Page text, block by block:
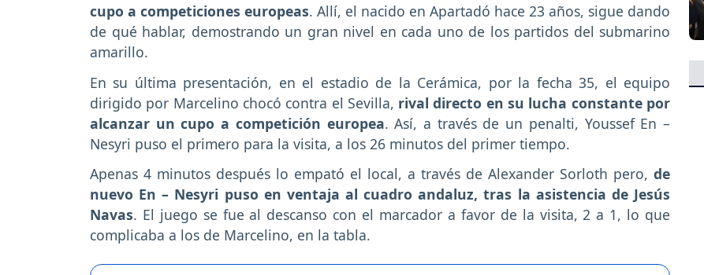
cupo a competiciones europeas. Allí, el nacido en Apartadó hace 23 años, sigue dando
de qué hablar, demostrando un gran nivel en cada uno de los partidos del submarino
amarillo.
En su última presentación, en el estadio de la Cerámica, por la fecha 35, el equipo
dirigido por Marcelino chocó contra el Sevilla, rival directo en su lucha constante por
alcanzar un cupo a competición europea. Así, a través de un penalti, Youssef En –
Nesyri puso el primero para la visita, a los 26 minutos del primer tiempo.
Apenas 4 minutos después lo empató el local, a través de Alexander Sorloth pero, de
nuevo En – Nesyri puso en ventaja al cuadro andaluz, tras la asistencia de Jesús
Navas. El juego se fue al descanso con el marcador a favor de la visita, 2 a 1, lo que
complicaba a los de Marcelino, en la tabla.